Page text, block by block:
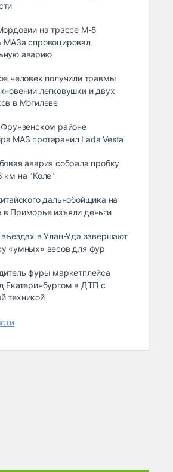
на трассе М-5
МАЗа спровоцировал
аварию
человек получили травмы
легковушки и двух
в Могилеве
районе
МАЗ протаранил Lada Vesta
авария собрала пробку
км на "Коле"
дальнобойщика на
Приморье изъяли деньги
въeздax в Улaн-Удэ зaвepшaют
«yмныx» вecoв для фyp
фуры маркетплейса
Екатеринбургом в ДТП с
техникой